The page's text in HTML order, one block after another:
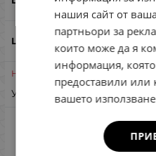
Неналичен
Уведоми ме при наличност
Jackson
Сравни
нашия сайт от
партньори за
които може да я
информация,
предоставили или
вашето